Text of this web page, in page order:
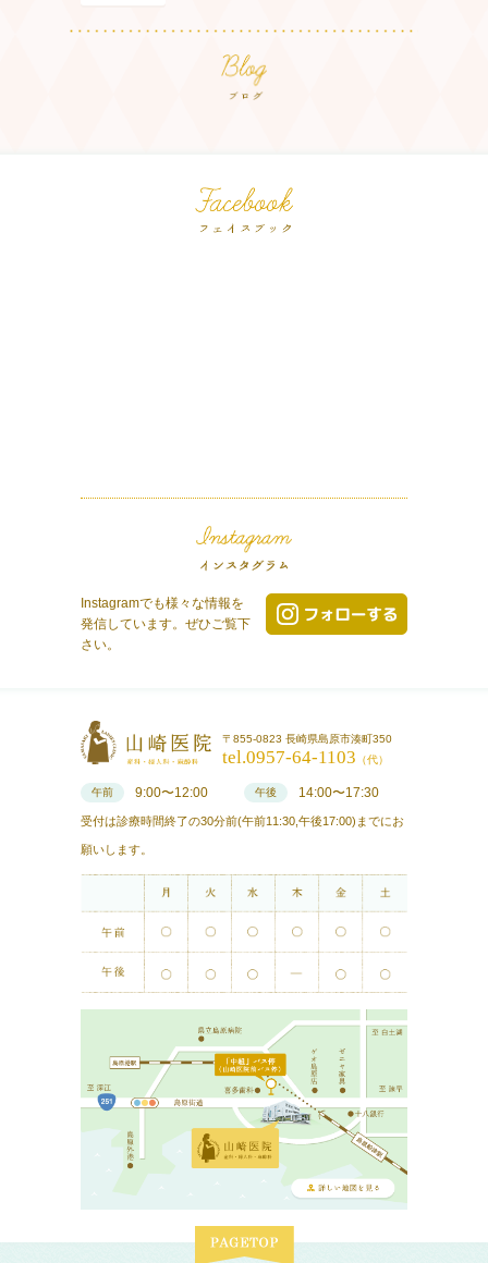
Instagramでも様々な情報を
発信しています。ぜひご覧下
さい。
〒855-0823 長崎県島原市湊町350
tel.0957-64-1103 （代）
午前 9:00〜12:00 午後 14:00〜17:30
受付は診療時間終了の30分前(午前11:30,午後17:00)までにお
願いします。